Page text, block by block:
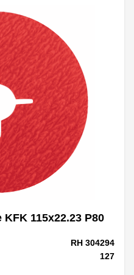
115x22.23 P80
RH 304294
127